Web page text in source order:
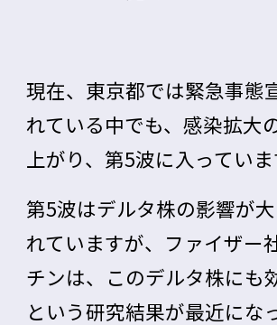
現在、東京都では緊急事態
れている中でも、感染拡大
上がり、第5波に入っていま
第5波はデルタ株の影響が
れていますが、ファイザー
チンは、このデルタ株にも
という研究結果が最近にな